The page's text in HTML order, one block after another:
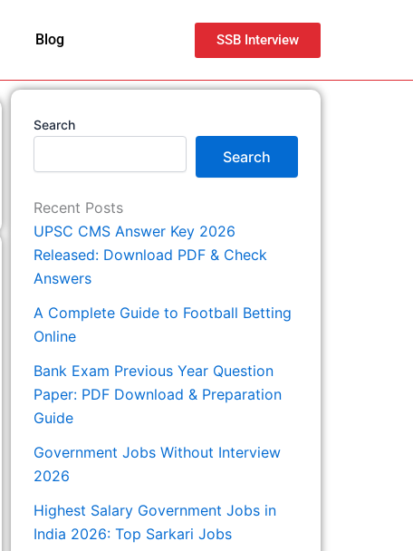
Blog SSB Interview
Search
Search
Recent Posts
UPSC CMS Answer Key 2026
Released: Download PDF & Check
Answers
A Complete Guide to Football Betting
Online
Bank Exam Previous Year Question
Paper: PDF Download & Preparation
Guide
Government Jobs Without Interview
2026
Highest Salary Government Jobs in
India 2026: Top Sarkari Jobs